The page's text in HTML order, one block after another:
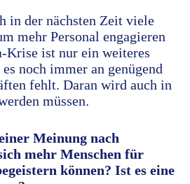
in der nächsten Zeit viele
mehr Personal engagieren
Krise ist nur ein weiteres
noch immer an genügend
fehlt. Daran wird auch in
müssen.
Meinung nach
mehr Menschen für
können? Ist es eine